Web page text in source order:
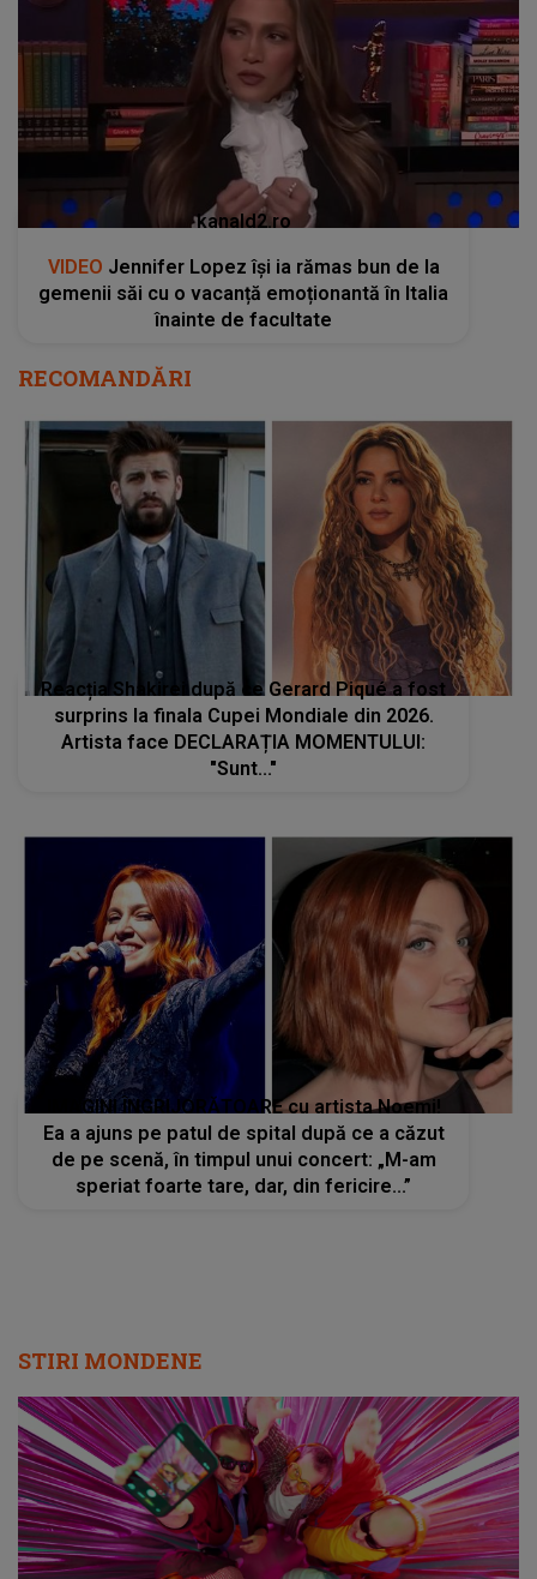
kanald2.ro
VIDEO Jennifer Lopez își ia rămas bun de la
gemenii săi cu o vacanță emoționantă în Italia
înainte de facultate
RECOMANDĂRI
Reacția Shakirei după ce Gerard Piqué a fost
surprins la finala Cupei Mondiale din 2026.
Artista face DECLARAȚIA MOMENTULUI:
"Sunt..."
IMAGINI ÎNGRIJORĂTOARE cu artista Noemi!
Ea a ajuns pe patul de spital după ce a căzut
de pe scenă, în timpul unui concert: „M-am
speriat foarte tare, dar, din fericire...”
STIRI MONDENE